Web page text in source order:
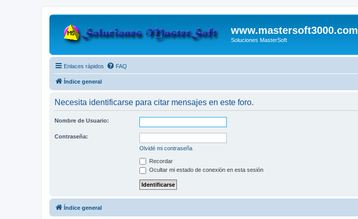
www.mastersoft3000.com
Soluciones MasterSoft
Enlaces rápidos FAQ
Índice general
Necesita identificarse para citar mensajes en este foro.
Nombre de Usuario:
Contraseña:
Olvidé mi contraseña
Recordar
Ocultar mi estado de conexión en esta sesión
Índice general